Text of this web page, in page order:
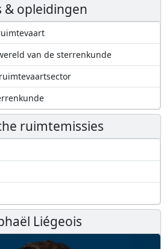
& opleidingen
van de sterrenkunde
ruimtemissies
Liégeois